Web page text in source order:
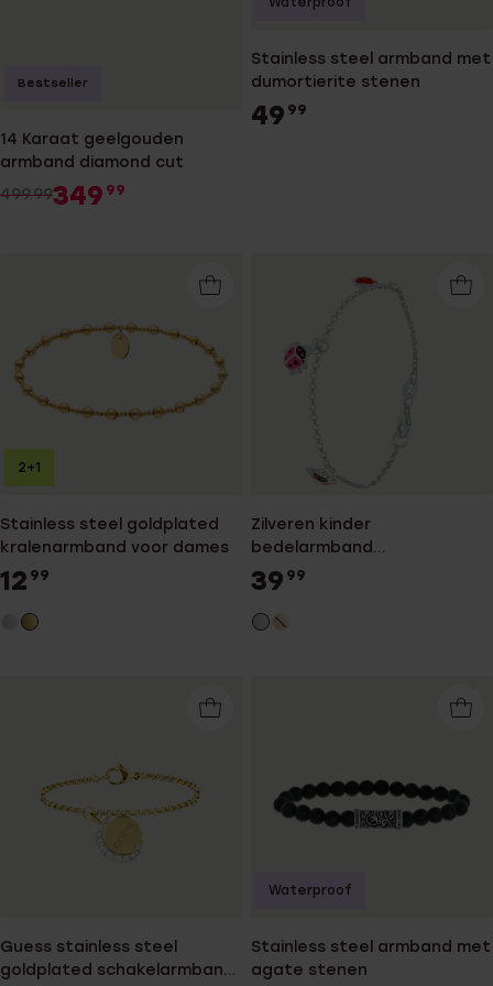
14 Karaat geelgouden
armband diamond cut
499.99349 99
Bestseller
Stainless steel armband met
dumortierite stenen
49 99
Stainless steel goldplated
kralenarmband voor dames
12 99
2+1
Zilveren kinder
bedelarmband
lieveheersbeestje
39 99
Guess stainless steel
goldplated schakelarmband
Stainless steel armband met
agate stenen
Waterproof